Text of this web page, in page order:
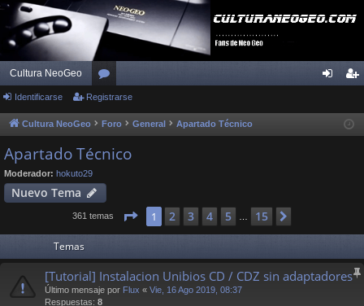
Cultura NeoGeo
or
os ist
Identificarse Registrarse
Cultura NeoGeo Foro General Apartado Técnico
Apartado Técnico
Moderador: hokuto29
Nuevo Tema
361 temas Página de 15
1 2 3 4 5 … 15
Temas
[Tutorial] Instalacion Unibios CD / CDZ sin adaptadores
Último mensaje por Flux « Vie, 16 Ago 2019, 08:37
Respuestas: 8